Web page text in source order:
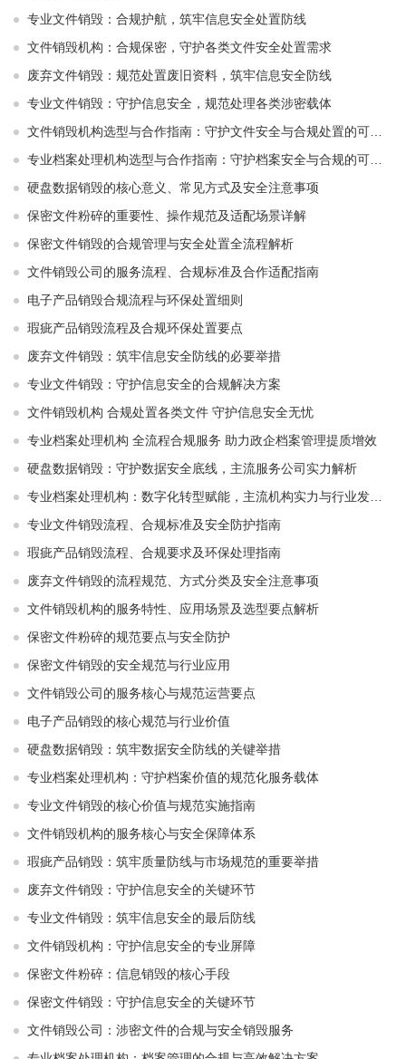
专业文件销毁：合规护航，筑牢信息安全处置防线
文件销毁机构：合规保密，守护各类文件安全处置需求
废弃文件销毁：规范处置废旧资料，筑牢信息安全防线
专业文件销毁：守护信息安全，规范处理各类涉密载体
文件销毁机构选型与合作指南：守护文件安全与合规处置的可靠选择
专业档案处理机构选型与合作指南：守护档案安全与合规的可靠伙伴
硬盘数据销毁的核心意义、常见方式及安全注意事项
保密文件粉碎的重要性、操作规范及适配场景详解
保密文件销毁的合规管理与安全处置全流程解析
文件销毁公司的服务流程、合规标准及合作适配指南
电子产品销毁合规流程与环保处置细则
瑕疵产品销毁流程及合规环保处置要点
废弃文件销毁：筑牢信息安全防线的必要举措
专业文件销毁：守护信息安全的合规解决方案
文件销毁机构 合规处置各类文件 守护信息安全无忧
专业档案处理机构 全流程合规服务 助力政企档案管理提质增效
硬盘数据销毁：守护数据安全底线，主流服务公司实力解析
专业档案处理机构：数字化转型赋能，主流机构实力与行业发展解析
专业文件销毁流程、合规标准及安全防护指南
瑕疵产品销毁流程、合规要求及环保处理指南
废弃文件销毁的流程规范、方式分类及安全注意事项
文件销毁机构的服务特性、应用场景及选型要点解析
保密文件粉碎的规范要点与安全防护
保密文件销毁的安全规范与行业应用
文件销毁公司的服务核心与规范运营要点
电子产品销毁的核心规范与行业价值
硬盘数据销毁：筑牢数据安全防线的关键举措
专业档案处理机构：守护档案价值的规范化服务载体
专业文件销毁的核心价值与规范实施指南
文件销毁机构的服务核心与安全保障体系
瑕疵产品销毁：筑牢质量防线与市场规范的重要举措
废弃文件销毁：守护信息安全的关键环节
专业文件销毁：筑牢信息安全的最后防线
文件销毁机构：守护信息安全的专业屏障
保密文件粉碎：信息销毁的核心手段
保密文件销毁：守护信息安全的关键环节
文件销毁公司：涉密文件的合规与安全销毁服务